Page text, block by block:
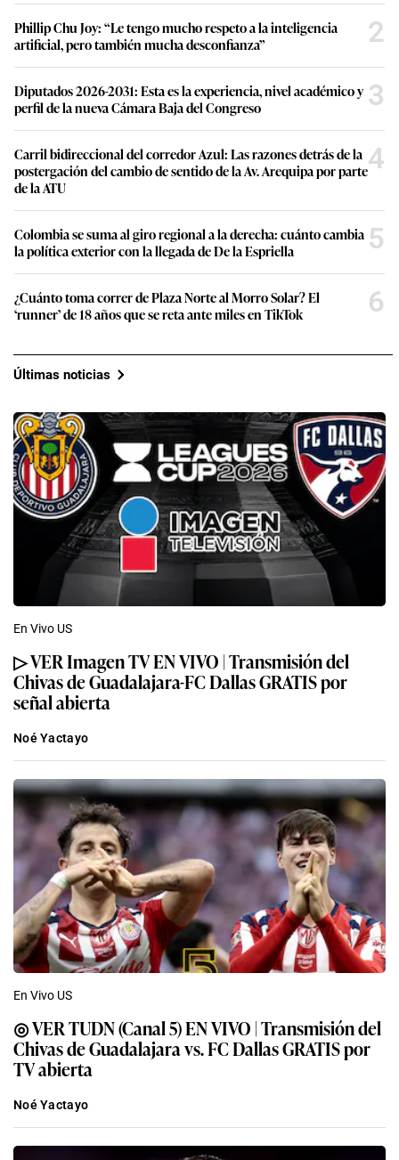
Phillip Chu Joy: “Le tengo mucho respeto a la inteligencia
artificial, pero también mucha desconfianza”
2
Diputados 2026-2031: Esta es la experiencia, nivel académico y
perfil de la nueva Cámara Baja del Congreso
3
Carril bidireccional del corredor Azul: Las razones detrás de la
postergación del cambio de sentido de la Av. Arequipa por parte
de la ATU
4
Colombia se suma al giro regional a la derecha: cuánto cambia
la política exterior con la llegada de De la Espriella
5
¿Cuánto toma correr de Plaza Norte al Morro Solar? El
‘runner’ de 18 años que se reta ante miles en TikTok
6
Últimas noticias
En Vivo US
▷ VER Imagen TV EN VIVO | Transmisión del
Chivas de Guadalajara-FC Dallas GRATIS por
señal abierta
Noé Yactayo
En Vivo US
◎ VER TUDN (Canal 5) EN VIVO | Transmisión del
Chivas de Guadalajara vs. FC Dallas GRATIS por
TV abierta
Noé Yactayo